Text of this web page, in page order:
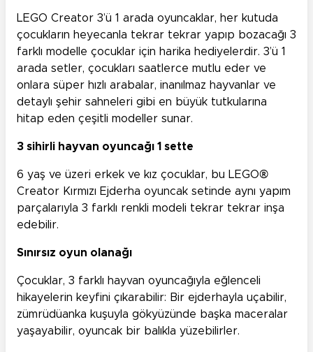
LEGO Creator 3’ü 1 arada oyuncaklar, her kutuda
çocukların heyecanla tekrar tekrar yapıp bozacağı 3
farklı modelle çocuklar için harika hediyelerdir. 3’ü 1
arada setler, çocukları saatlerce mutlu eder ve
onlara süper hızlı arabalar, inanılmaz hayvanlar ve
detaylı şehir sahneleri gibi en büyük tutkularına
hitap eden çeşitli modeller sunar.
3 sihirli hayvan oyuncağı 1 sette
6 yaş ve üzeri erkek ve kız çocuklar, bu LEGO®
Creator Kırmızı Ejderha oyuncak setinde aynı yapım
parçalarıyla 3 farklı renkli modeli tekrar tekrar inşa
edebilir.
Sınırsız oyun olanağı
Çocuklar, 3 farklı hayvan oyuncağıyla eğlenceli
hikayelerin keyfini çıkarabilir: Bir ejderhayla uçabilir,
zümrüdüanka kuşuyla gökyüzünde başka maceralar
yaşayabilir, oyuncak bir balıkla yüzebilirler.